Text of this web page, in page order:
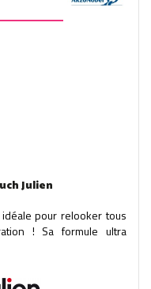
Julien
idéale pour relooker tous
! Sa formule ultra